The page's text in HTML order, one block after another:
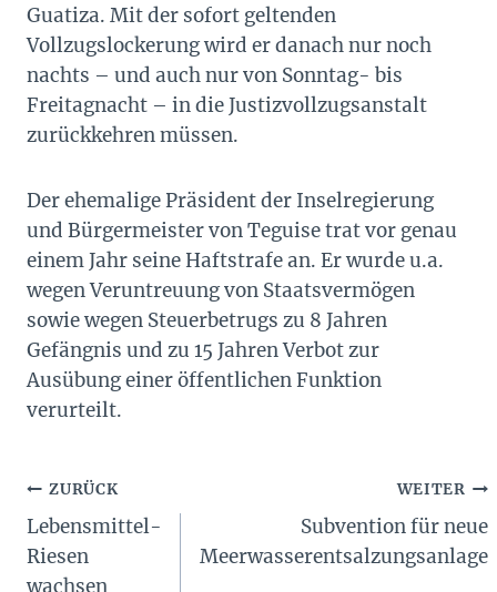
Guatiza. Mit der sofort geltenden
Vollzugslockerung wird er danach nur noch
nachts – und auch nur von Sonntag- bis
Freitagnacht – in die Justizvollzugsanstalt
zurückkehren müssen.
Der ehemalige Präsident der Inselregierung
und Bürgermeister von Teguise trat vor genau
einem Jahr seine Haftstrafe an. Er wurde u.a.
wegen Veruntreuung von Staatsvermögen
sowie wegen Steuerbetrugs zu 8 Jahren
Gefängnis und zu 15 Jahren Verbot zur
Ausübung einer öffentlichen Funktion
verurteilt.
Beitragsnavigation
ZURÜCK
Lebensmittel-
Riesen
wachsen
WEITER
Subvention für neue
Meerwasserentsalzungsanlage